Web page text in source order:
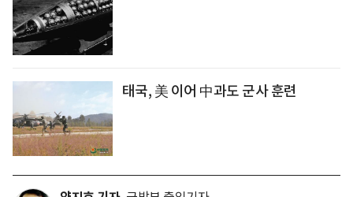
태국, 美 이어 中과도 군사 훈련